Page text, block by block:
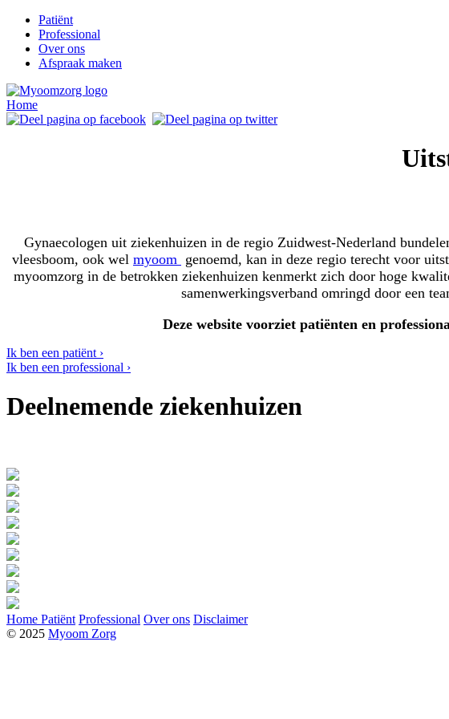
Patiënt
Professional
Over ons
Afspraak maken
Home
Gynaecologen uit ziekenhuizen in de regio Zuidwest-Nederland
vleesboom, ook wel myoom genoemd, kan in deze regio terecht voor
myoomzorg in de betrokken ziekenhuizen kenmerkt zich door hoge
samenwerkingsverband omringd door een
Deze website voorziet patiënten en
Ik ben een patiënt ›
Ik ben een professional ›
Deelnemende ziekenhuizen
Home Patiënt Professional Over ons Disclaimer
© 2025 Myoom Zorg